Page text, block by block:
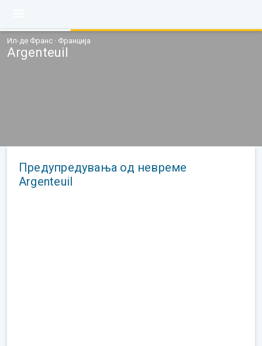
Ил-де Франс · Франција
Argenteuil
Предупредувања од невреме
Argenteuil